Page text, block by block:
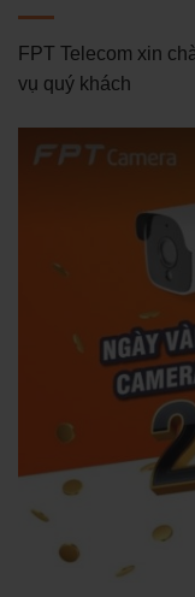
FPT Telecom xin
vụ quý khách